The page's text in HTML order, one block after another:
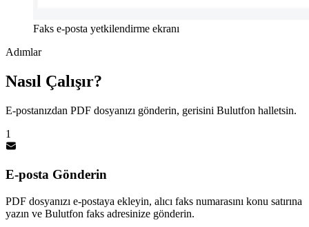
Faks e-posta yetkilendirme ekranı
Adımlar
Nasıl Çalışır?
E-postanızdan PDF dosyanızı gönderin, gerisini Bulutfon halletsin.
1
E-posta Gönderin
PDF dosyanızı e-postaya ekleyin, alıcı faks numarasını konu satırına
yazın ve Bulutfon faks adresinize gönderin.